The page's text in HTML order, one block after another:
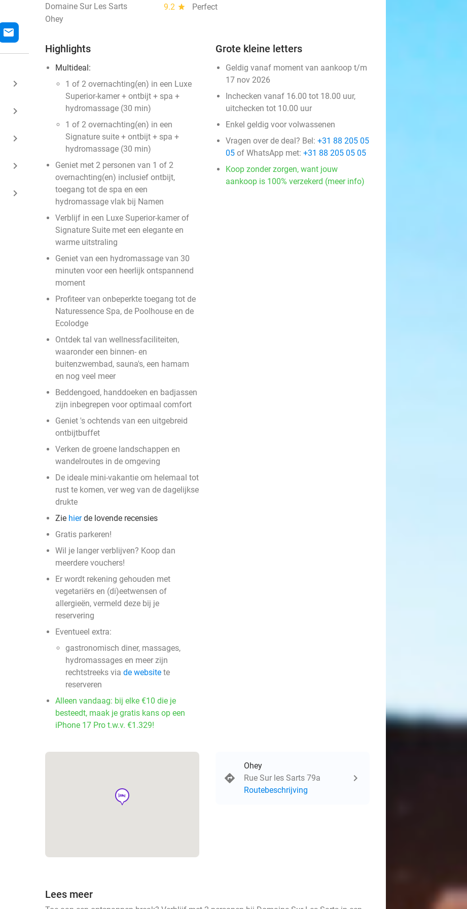
mail
keyboard_arrow_right
keyboard_arrow_right
keyboard_arrow_right
keyboard_arrow_right
keyboard_arrow_right
Domaine Sur Les Sarts 9.2 star
Perfect
Ohey
Highlights
Multideal:
1 of 2 overnachting(en) in een Luxe
Superior-kamer + ontbijt + spa +
hydromassage (30 min)
1 of 2 overnachting(en) in een
Signature suite + ontbijt + spa +
hydromassage (30 min)
Geniet met 2 personen van 1 of 2
overnachting(en) inclusief ontbijt,
toegang tot de spa en een
hydromassage vlak bij Namen
Verblijf in een Luxe Superior-kamer of
Signature Suite met een elegante en
warme uitstraling
Geniet van een hydromassage van 30
minuten voor een heerlijk ontspannend
moment
Profiteer van onbeperkte toegang tot de
Naturessence Spa, de Poolhouse en de
Ecolodge
Ontdek tal van wellnessfaciliteiten,
waaronder een binnen- en
buitenzwembad, sauna's, een hamam
en nog veel meer
Beddengoed, handdoeken en badjassen
zijn inbegrepen voor optimaal comfort
Geniet 's ochtends van een uitgebreid
ontbijtbuffet
Verken de groene landschappen en
wandelroutes in de omgeving
De ideale mini-vakantie om helemaal tot
rust te komen, ver weg van de dagelijkse
drukte
Zie hierde lovende recensies
Gratis parkeren!
Wil je langer verblijven? Koop dan
meerdere vouchers!
Er wordt rekening gehouden met
vegetariërs en (di)eetwensen of
allergieën, vermeld deze bij je
reservering
Eventueel extra:
gastronomisch diner, massages,
hydromassages en meer zijn
rechtstreeks via de website te
reserveren
Alleen vandaag: bij elke €10 die je
besteedt, maak je gratis kans op een
iPhone 17 Pro t.w.v. €1.329!
Grote kleine letters
Geldig vanaf moment van aankoop t/m
17 nov 2026
Inchecken vanaf 16.00 tot 18.00 uur,
uitchecken tot 10.00 uur
Enkel geldig voor volwassenen
Vragen over de deal? Bel: +31 88 205 05
05 of WhatsApp met: +31 88 205 05 05
Koop zonder zorgen, want jouw
aankoop is 100% verzekerd (meer info)
hotel
Ohey
Rue Sur les Sarts 79a
Routebeschrijving
Lees meer